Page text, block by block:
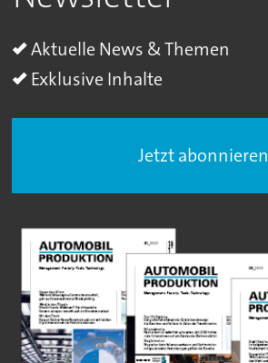
Aktuelle News & Themen
Exklusive Inhalte
Jetzt abonnieren